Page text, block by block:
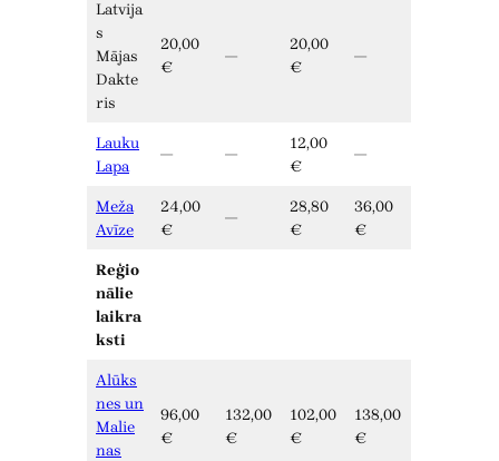
Latvija
s
Mājas
Dakte
ris
20,00
€
—
20,00
€
—
Lauku
Lapa
— —
12,00
€
—
Meža
Avīze
24,00
€
—
28,80
€
36,00
€
Reģio
nālie
laikra
ksti
Alūks
nes un
Malie
nas
96,00
€
132,00
€
102,00
€
138,00
€